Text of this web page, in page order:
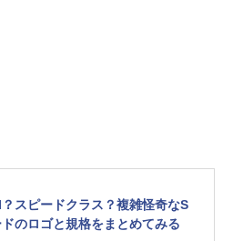
スピードクラス？複雑怪奇なS
のロゴと規格をまとめてみる